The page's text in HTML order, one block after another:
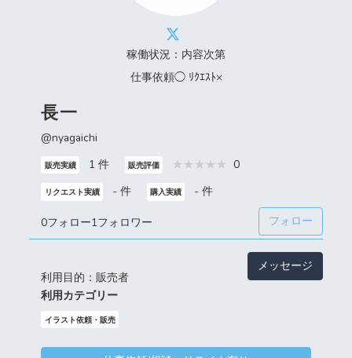
稼働状況：内容次第
仕事依頼◯ ﾘｸｴｽﾄ×
長一
@nyagaichi
販売実績 1 件 販売評価 0
リクエスト実績 - 件 購入実績 - 件
0フォロー1フォロワー フォロー
利用目的：販売者
メッセージ
利用カテゴリー
イラスト依頼・販売